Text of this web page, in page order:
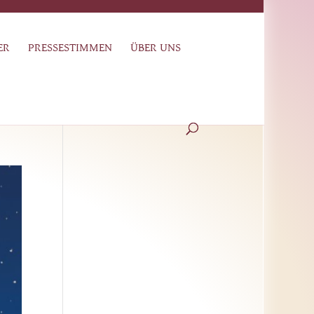
PRESSESTIMMEN ÜBER UNS